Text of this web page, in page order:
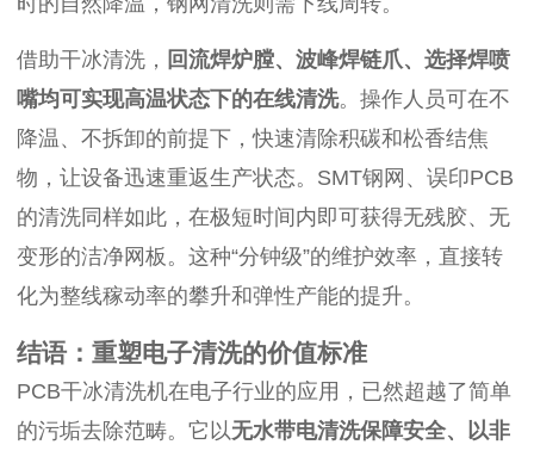
借助干冰清洗， 回流焊炉膛、波峰焊链爪、选择焊喷
嘴均可实现高温状态下的在线清洗。操作人员可在不
降温、不拆卸的前提下，快速清除积碳和松香结焦
物，让设备迅速重返生产状态。SMT钢网、误印PCB
的清洗同样如此，在极短时间内即可获得无残胶、无
变形的洁净网板。这种“分钟级”的维护效率，直接转
化为整线稼动率的攀升和弹性产能的提升。
结语：重塑电子清洗的价值标准
PCB干冰清洗机在电子行业的应用，已然超越了简单
的污垢去除范畴。它以无水带电清洗保障安全、以非